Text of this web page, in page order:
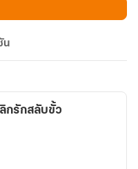
น
กรักสลับขั้ว